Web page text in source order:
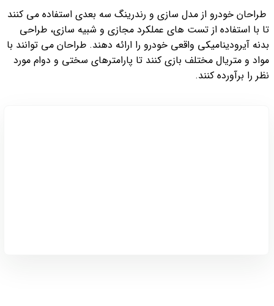
طراحان خودرو از مدل سازی و رندرینگ سه بعدی استفاده می کنند
تا با استفاده از تست های عملکرد مجازی و شبیه سازی، طراحی
بدنه آیرودینامیکی واقعی خودرو را ارائه دهند. طراحان می توانند با
مواد و متریال مختلف بازی کنند تا پارامترهای سختی و دوام مورد
نظر را برآورده کنند.